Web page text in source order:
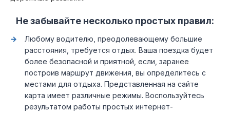
Не забывайте несколько простых правил:
Любому водителю, преодолевающему большие
расстояния, требуется отдых. Ваша поездка будет
более безопасной и приятной, если, заранее
построив маршрут движения, вы определитесь с
местами для отдыха. Представленная на сайте
карта имеет различные режимы. Воспользуйтесь
результатом работы простых интернет-